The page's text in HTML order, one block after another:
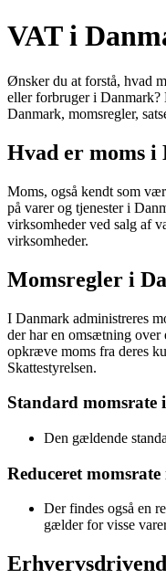
VAT i
Ønsker du at forstå, hvad
eller forbruger i
Danmark, momsregler,
Hvad er moms i
Moms, også kendt som
på varer og tjenester i
virksomheder ved salg af
virksomheder.
Momsregler i
I Danmark administreres
der har en omsætning over
opkræve moms fra deres
Skattestyrelsen.
Standard momsrate
Den gældende
Reduceret
Der findes også en
gælder for visse